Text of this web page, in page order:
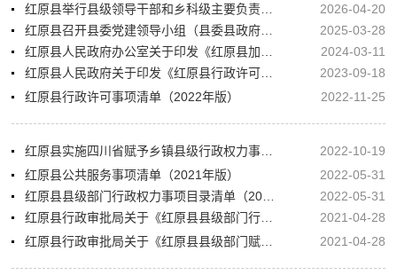
2026-04-20
2025-03-28
2024-03-11
2023-09-18
红原县行政许可事项清单（2022年版）
2022-11-25
2022-10-19
红原县公共服务事项清单（2021年版）
2022-05-31
2022-05-31
2021-04-28
2021-04-28